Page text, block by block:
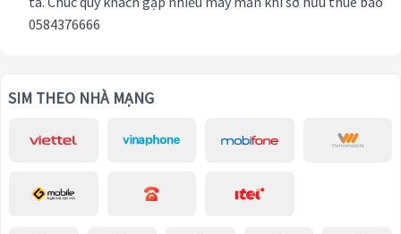
0584376666
SIM THEO NHÀ MẠNG